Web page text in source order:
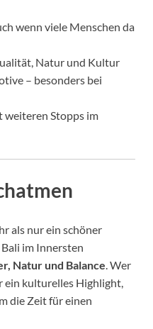
wenn viele Menschen da
Natur und Kultur
– besonders bei
Stopps im
als nur ein schöner
im Innersten
Natur und Balance. Wer
ein kulturelles Highlight,
die Zeit für einen